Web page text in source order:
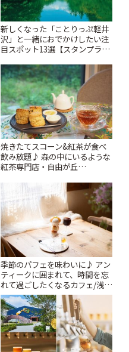
新しくなった「ことりっぷ軽井
沢」と一緒におでかけしたい注
目スポット13選【スタンプラリ
焼きたてスコーン&紅茶が食べ
飲み放題♪ 森の中にいるような
紅茶専門店・自由が丘
季節のパフェを味わいに♪ アン
ティークに囲まれて、時間を忘
れて過ごしたくなるカフェ/浅草
「annorum cafe」 | ことりっぷ